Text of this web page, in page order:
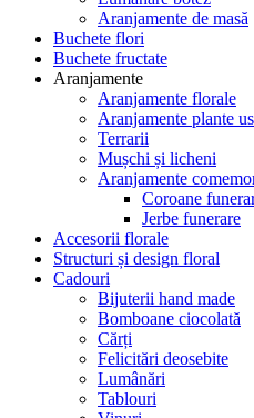
Aranjamente de masă
Buchete flori
Buchete fructate
Aranjamente
Aranjamente florale
Aranjamente plante
Terrarii
Mușchi și licheni
Aranjamente
Coroane
Jerbe funerare
Accesorii florale
Structuri și design floral
Cadouri
Bijuterii hand made
Bomboane ciocolată
Cărți
Felicitări deosebite
Lumânări
Tablouri